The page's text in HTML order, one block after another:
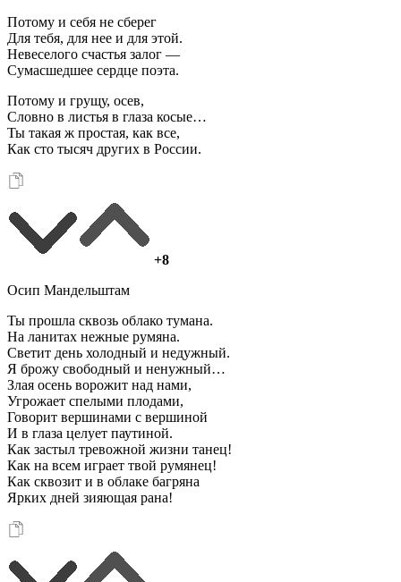
Потому и себя не сберег
Для тебя, для нее и для этой.
Невеселого счастья залог —
Сумасшедшее сердце поэта.
Потому и грущу, осев,
Словно в листья в глаза косые…
Ты такая ж простая, как все,
Как сто тысяч других в России.
+8
Осип Мандельштам
Ты прошла сквозь облако тумана.
На ланитах нежные румяна.
Светит день холодный и недужный.
Я брожу свободный и ненужный…
Злая осень ворожит над нами,
Угрожает спелыми плодами,
Говорит вершинами с вершиной
И в глаза целует паутиной.
Как застыл тревожной жизни танец!
Как на всем играет твой румянец!
Как сквозит и в облаке багряна
Ярких дней зияющая рана!